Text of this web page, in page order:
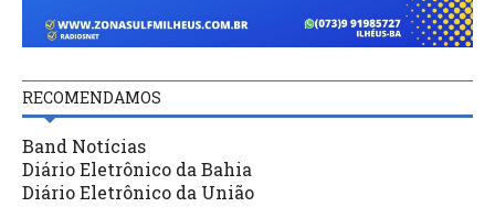
RECOMENDAMOS
Band Notícias
Diário Eletrônico da Bahia
Diário Eletrônico da União